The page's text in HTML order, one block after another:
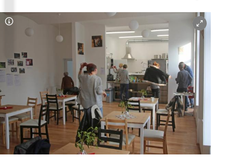
Copyright-Hinweis öffnen/schließen